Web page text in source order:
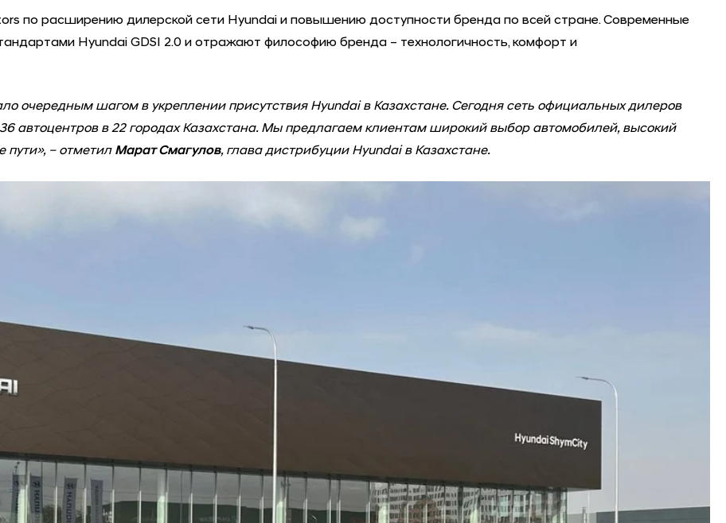
по расширению дилерской сети Hyundai и повышению доступности бренда по всей стране. Современные
Hyundai GDSI 2.0 и отражают философию бренда – технологичность, комфорт и
очередным шагом в укреплении присутствия Hyundai в Казахстане. Сегодня сеть официальных дилеров
автоцентров в 22 городах Казахстана. Мы предлагаем клиентам широкий выбор автомобилей, высокий
пути», – отметил Марат Смагулов, глава дистрибуции Hyundai в Казахстане.